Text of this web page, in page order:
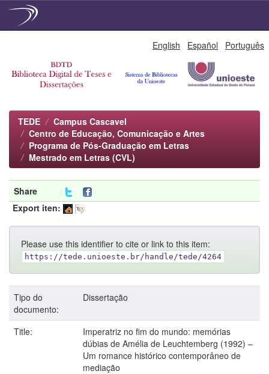
English Español Português
TEDE
Campus Cascavel
Centro de Educação, Comunicação e Artes
Programa de Pós-Graduação em Letras
Mestrado em Letras (CVL)
Share
Export iten:
Please use this identifier to cite or link to this item:
https://tede.unioeste.br/handle/tede/4264
Tipo do
documento:
Dissertação
Title:
Imperatriz no fim do mundo: memórias
dúbias de Amélia de Leuchtemberg (1992) –
Um romance histórico contemporâneo de
mediação